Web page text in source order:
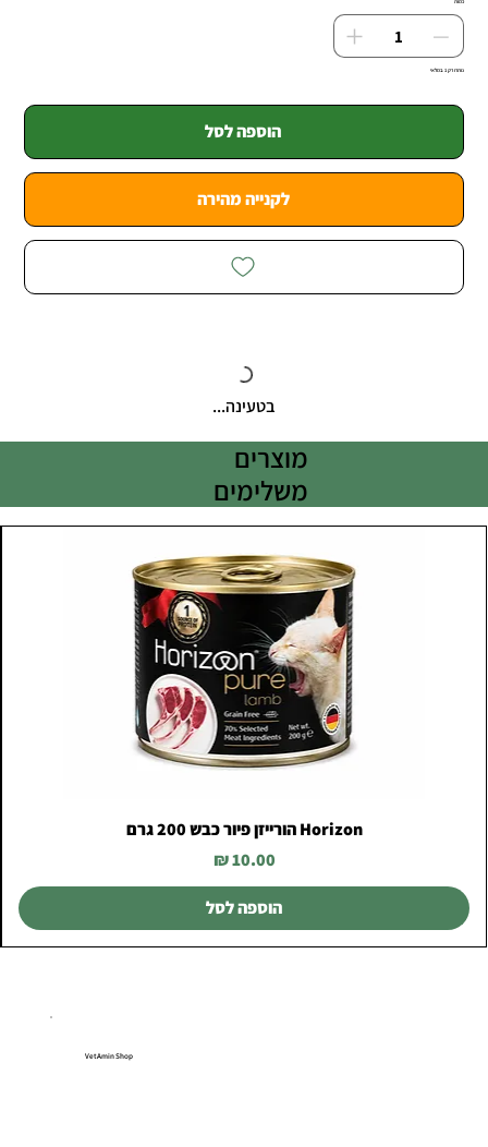
כמות
נותרו רק 1 במלאי
הוספה לסל
לקנייה מהירה
בטעינה...
מוצרים
משלימים
Horizon הורייזן פיור כבש 200 גרם
מחיר
הוספה לסל
VetAmin Shop